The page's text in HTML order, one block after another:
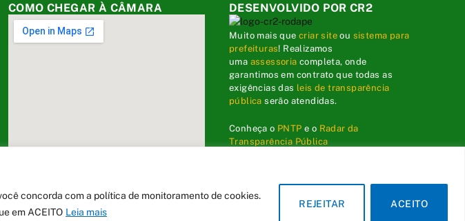
concorda com a política de monitoramento de cookies.
em ACEITO Leia mais
REJEITAR ACEITO
COMO CHEGAR À CÂMARA DESENVOLVIDO POR CR2
Muito mais quecriar site ou sistema para
prefeituras! Realizamos
uma assessoria completa, onde
garantimos em contrato que todas as
exigências das leis de transparência
pública serão atendidas.
Conheça o PNTP e o Radar da
Transparência Pública